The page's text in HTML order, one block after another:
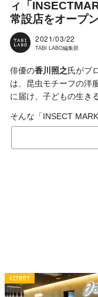
ィ「
常設店をオープン
2021/03/22
TABI LABO編集部
俳優の香川照之氏がプ
は、昆虫モチーフの洋
に届け、子どもの生き
そんな「INSECT
店に続き2店舗目とな
ビバモー
豊洲店での取り扱い
品の揃うショールーム
子どもたちが遊べるス
年齢に関わらず楽し
さらに二子玉川S.C.店
プスペースを設け、オ
ACTIVITY